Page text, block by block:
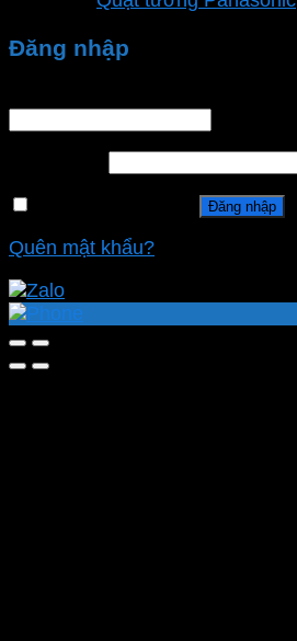
Đăng nhập
Đăng nhập
Quên mật khẩu?